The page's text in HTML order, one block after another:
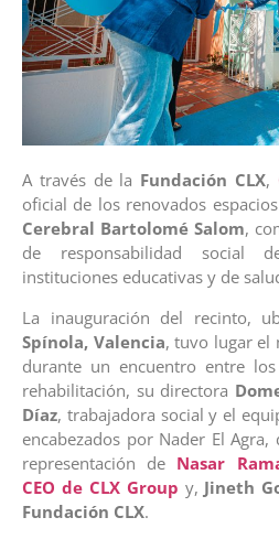
A través de la Fundación CLX,
oficial de los renovados
Cerebral Bartolomé Salom,
de responsabilidad social
instituciones educativas y de
La inauguración del recinto,
Spínola, Valencia, tuvo lugar el
durante un encuentro entre
rehabilitación, su directora
Díaz, trabajadora social y el
encabezados por Nader El
representación de Nasar
CEO de CLX Group y, Jineth
Fundación CLX.